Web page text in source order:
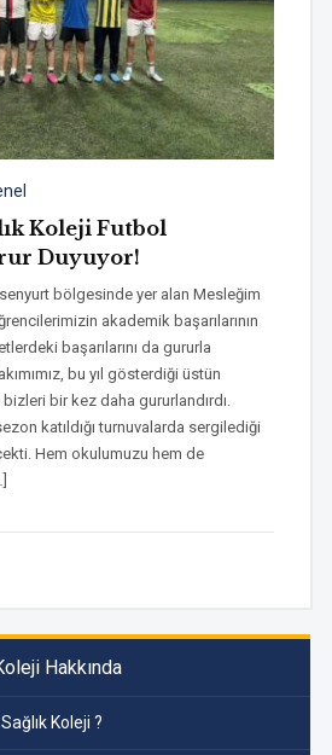
Hakkında
Koleji ?
Koleji Futbol
Duyuyor!
bölgesinde yer alan Mesleğim
akademik başarılarının
başarılarını da gururla
bu yıl gösterdiği üstün
bir kez daha gururlandırdı.
katıldığı turnuvalarda sergilediği
Hem okulumuzu hem de